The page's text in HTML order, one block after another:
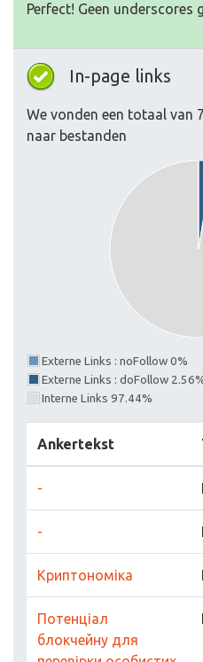
Perfect! Geen underscores
In-page links
We vonden een totaal van
naar bestanden
Externe Links : noFollow 0%
Externe Links : doFollow
Interne Links 97.44%
Ankertekst
-
-
Криптономіка
Потенціал
блокчейну для